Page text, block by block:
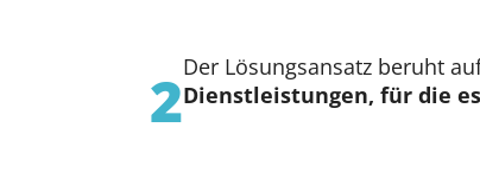
2Der Lösungsansatz beruht
Dienstleistungen, für die